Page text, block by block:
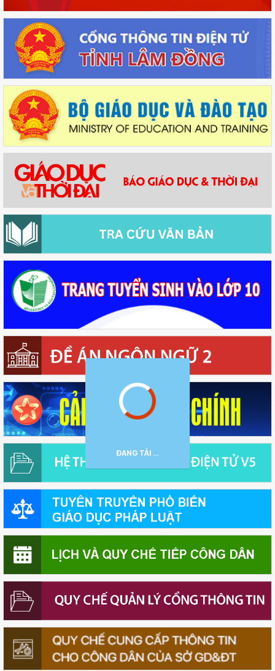
ĐANG TẢI ...